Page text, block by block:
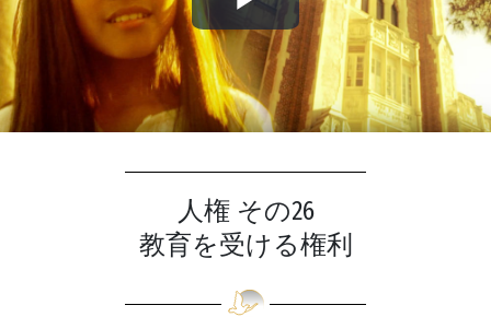
Play
Video
人権 その26
教育を受ける権利